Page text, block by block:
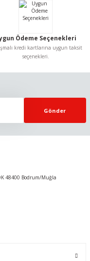
Ödeme Seçenekleri
kredi kartlarına uygun taksit
seçenekleri.
Gönder
48400 Bodrum/Muğla